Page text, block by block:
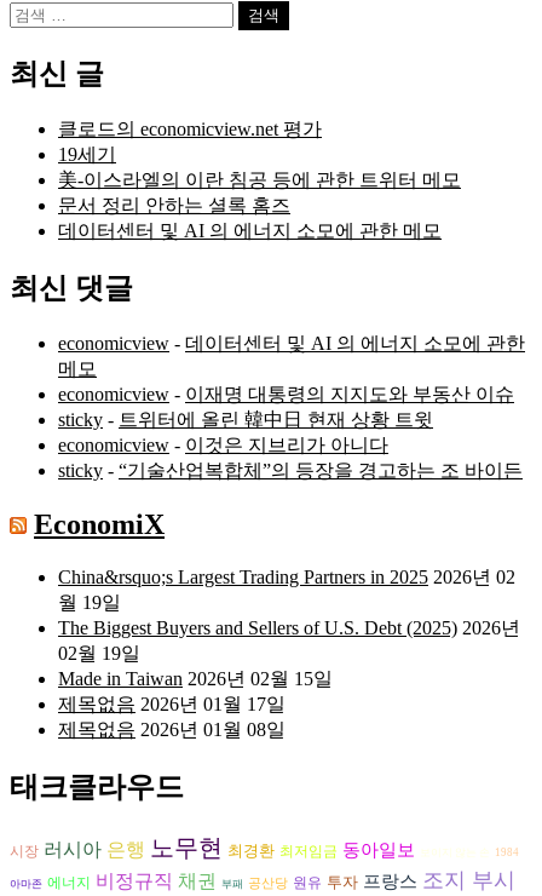
검
최신 글
클로드의 economicview.net 평가
19세기
美-이스라엘의 이란 침공 등에 관한 트위터 메모
문서 정리 안하는 셜록 홈즈
데이터센터 및 AI 의 에너지 소모에 관한 메모
최신 댓글
economicview - 데이터센터 및 AI 의 에너지 소모에 관한
메모
economicview - 이재명 대통령의 지지도와 부동산 이슈
sticky - 트위터에 올린 韓中日 현재 상황 트윗
economicview - 이것은 지브리가 아니다
sticky - “기술산업복합체”의 등장을 경고하는 조 바이든
EconomiX
China&rsquo;s Largest Trading Partners in 2025 2026년 02
월 19일
The Biggest Buyers and Sellers of U.S. Debt (2025) 2026년
02월 19일
Made in Taiwan 2026년 02월 15일
제목없음 2026년 01월 17일
제목없음 2026년 01월 08일
태크클라우드
시장 러시아 은행 노무현 최경환 최저임금 동아일보 보이지 않는 손 1984
아마존 에너지 비정규직 채권 부패 공산당 원유 투자 프랑스 조지 부시